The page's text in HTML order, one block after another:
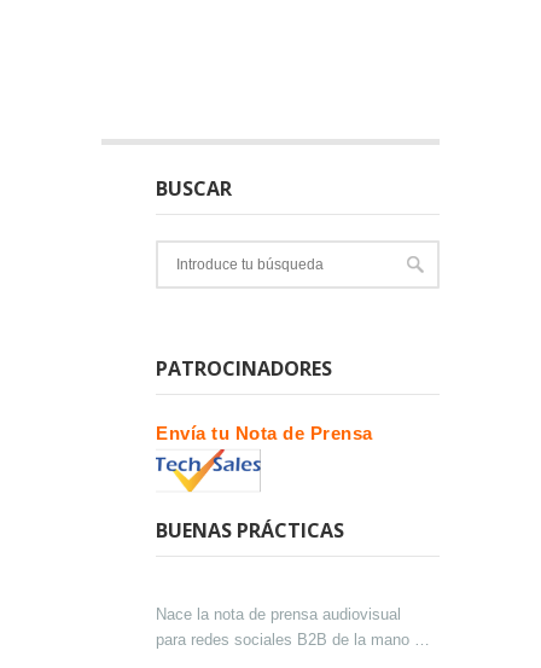
BUSCAR
PATROCINADORES
Envía tu Nota de Prensa
BUENAS PRÁCTICAS
Nace la nota de prensa audiovisual
para redes sociales B2B de la mano de